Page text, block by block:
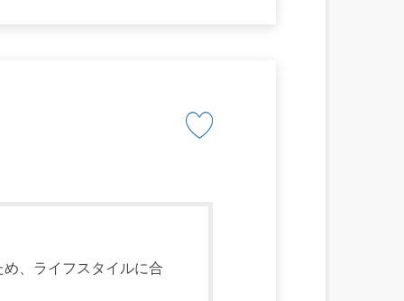
、ライフスタイルに合